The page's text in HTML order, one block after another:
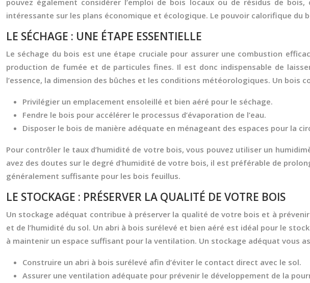
pouvez également considérer l’emploi de bois locaux ou de résidus de
intéressante sur les plans économique et écologique. Le pouvoir calorifique du
LE SÉCHAGE : UNE ÉTAPE ESSENTIELLE
Le séchage du bois est une étape cruciale pour assurer une combustion
production de fumée et de particules fines. Il est donc indispensable de
l’essence, la dimension des bûches et les conditions météorologiques. Un bois
Privilégier un emplacement ensoleillé et bien aéré pour le séchage.
Fendre le bois pour accélérer le processus d’évaporation de l’eau.
Disposer le bois de manière adéquate en ménageant des espaces pour la
Pour contrôler le taux d’humidité de votre bois, vous pouvez utiliser un
avez des doutes sur le degré d’humidité de votre bois, il est préférable de
généralement suffisante pour les bois feuillus.
LE STOCKAGE : PRÉSERVER LA QUALITÉ DE VOTRE BOIS
Un stockage adéquat contribue à préserver la qualité de votre bois et à
et de l’humidité du sol. Un abri à bois surélevé et bien aéré est idéal pour le
à maintenir un espace suffisant pour la ventilation. Un stockage adéquat vous
Construire un abri à bois surélevé afin d’éviter le contact direct avec le sol.
Assurer une ventilation adéquate pour prévenir le développement de la